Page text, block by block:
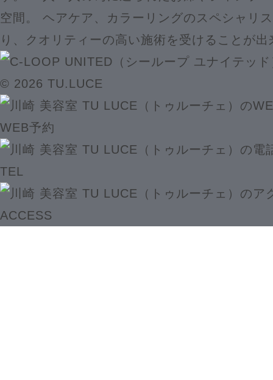
空間。 ヘアケア、カラーリングのスペシャリ
り、クオリティーの高い施術を受けることが出
© 2026 TU.LUCE
WEB予約
TEL
ACCESS